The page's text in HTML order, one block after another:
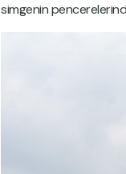
simgenin